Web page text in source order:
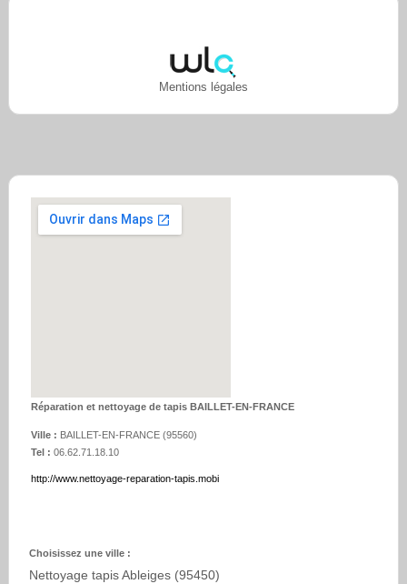
Mentions légales
Réparation et nettoyage de tapis BAILLET-EN-FRANCE
Ville : BAILLET-EN-FRANCE(95560)
Tel : 06.62.71.18.10
http://www.nettoyage-reparation-tapis.mobi
Choisissez une ville :
Nettoyage tapis Ableiges (95450)